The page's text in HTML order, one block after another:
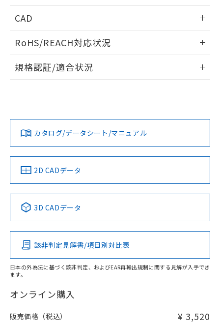
端子配置/内部接続
開閉容量
CAD
ドすることができます。
ログイン/会員登録
ダウンロードデータをご利用いただく前に、以下を必ずお読
みください。
ソフトウェアの使用条件
RoHS/REACH対応状況
EU RoHS 注意事項・凡例
対応済み
中国 RoHS 注意事項・凡例
Pb Hg Cd Cr(VI)
O
在庫等で未対応品が混在する可能性があります。
問い合わせください。
規格認証/適合状況
LR型式承認
（イギリス
船舶規格）
DNV型式承認
（ノルウェー
BV型式承認
（フランス
KR型式
（韓国
No No No No
この製品の規格認証/適合状況ページへ
その他の認証はこちらのページからご検索ください
カタログ/データシート/マニュアル
2D CADデータ
3D CADデータ
該非判定見解書/項目別対比表
日本の外為法に基づく該非判定、およびEAR再輸出規制に関する見解が入手でき
ます。
オンライン購入
販売価格（税込） ¥ 3,520